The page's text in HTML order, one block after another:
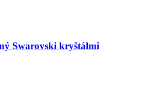
Swarovski kryštálmi